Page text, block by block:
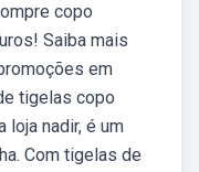
copo
Saiba mais
em
tigelas copo
loja nadir, é um
Com tigelas de